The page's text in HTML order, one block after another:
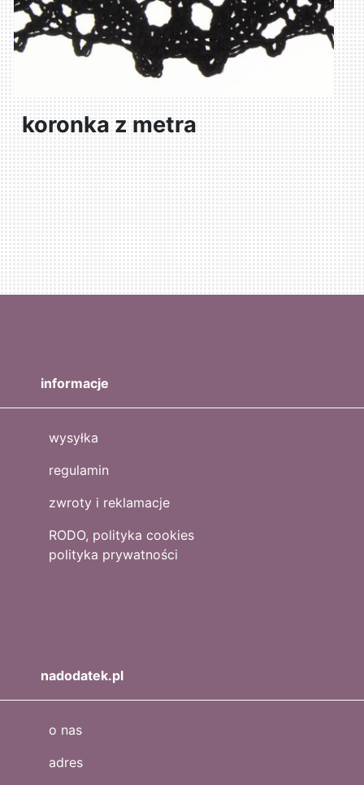
koronka z metra
informacje
wysyłka
regulamin
zwroty i reklamacje
RODO, polityka cookies
polityka prywatności
nadodatek.pl
o nas
adres